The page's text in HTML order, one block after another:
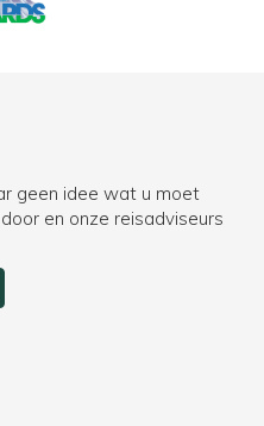
geen idee wat u moet
en onze reisadviseurs